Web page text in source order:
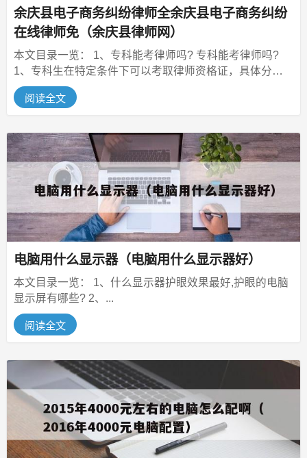
余庆县电子商务纠纷律师全余庆县电子商务纠纷
在线律师免（余庆县律师网）
本文目录一览： 1、专科能考律师吗? 专科能考律师吗?
1、专科生在特定条件下可以考取律师资格证，具体分为
以下两种情况：放宽政...
阅读全文
电脑用什么显示器（电脑用什么显示器好）
本文目录一览： 1、什么显示器护眼效果最好,护眼的电脑
显示屏有哪些? 2、...
阅读全文